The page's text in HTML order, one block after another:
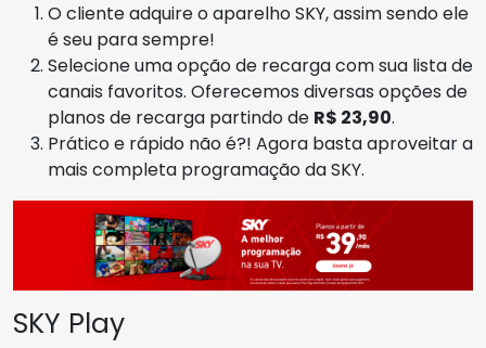
O cliente adquire o aparelho SKY, assim sendo ele
é seu para sempre!
Selecione uma opção de recarga com sua lista de
canais favoritos. Oferecemos diversas opções de
planos de recarga partindo de R$ 23,90.
Prático e rápido não é?! Agora basta aproveitar a
mais completa programação da SKY.
SKY Play